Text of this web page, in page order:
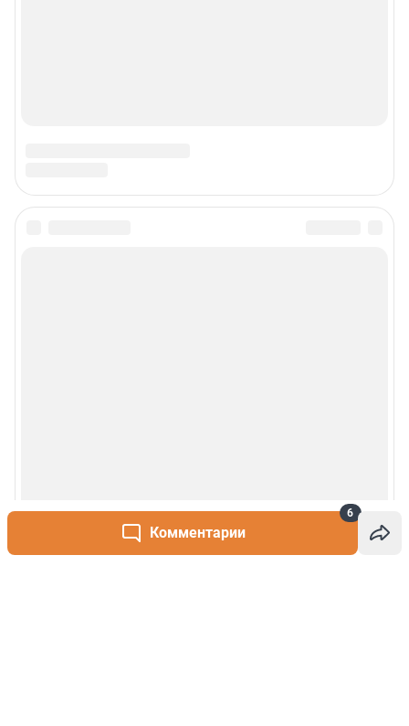
Комментарии
6